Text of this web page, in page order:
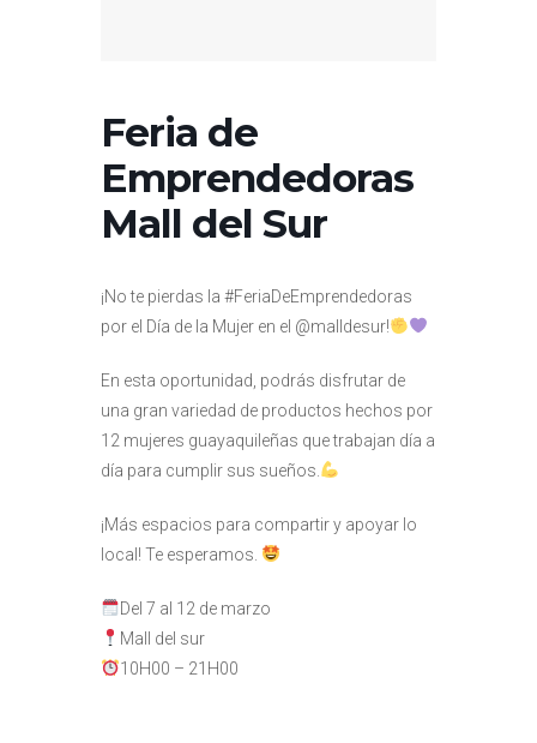
Feria de
Emprendedoras
Mall del Sur
¡No te pierdas la #FeriaDeEmprendedoras
por el Día de la Mujer en el @malldesur!
En esta oportunidad, podrás disfrutar de
una gran variedad de productos hechos por
12 mujeres guayaquileñas que trabajan día a
día para cumplir sus sueños.
¡Más espacios para compartir y apoyar lo
local! Te esperamos.
Del 7 al 12 de marzo
Mall del sur
10H00 – 21H00